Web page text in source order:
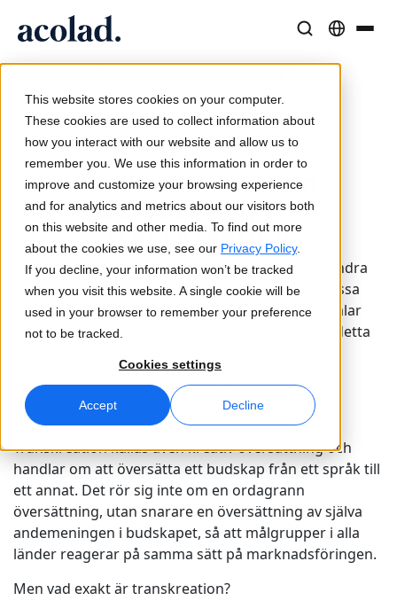
This website stores cookies on your computer.
These cookies are used to collect information about
how you interact with our website and allow us to
remember you. We use this information in order to
improve and customize your browsing experience
and for analytics and metrics about our visitors both
on this website and other media. To find out more
about the cookies we use, see our Privacy Policy.
If you decline, your information won’t be tracked
when you visit this website. A single cookie will be
used in your browser to remember your preference
not to be tracked.
Cookies settings
Accept Decline
Översättning
AI-hastighet, mänsklig precision
Tolkning
Sömlös kommunikation var som helst
Media och underhållning
Ta berättelser till varje skärm
Konsult- och outsourcingtjänster
Nå och konvertera globalt
Transkribering
Gör ljud till handling
Dataservice
Lia Translate
Omedelbara översättningar i linje med ert varumärke
Anslutning
Arbetsflödesintegration gjord enkel
AI-tolkning
Röstöversättning i realtid
Kvalitetssäkring
Effektiv dubbning i stor skala
AI-datatjänster
Stärk er AI med kvalitetsdata
Kundcase
Verkliga resultat från våra kunder
Artiklar
Expertperspektiv på globalt innehåll
E-böcker
Fördjupande guider och strategier
Webbinarier on demand
Bemästra AI-driven översättning för globala
Om Acolad
Hållbarhet
Partners
Nyheter
Kontor
mellan översättning och transkreation
Publicerad 13 oktober 2023
Skillnaden mellan
översättning och
transkreation
När företag letar efter tillväxtmöjligheter på andra
marknader håller de utkik efter sätt att anpassa
sina marknadsföringsstrategier så att de tilltalar
målgrupper i andra länder. För att lyckas med detta
Marknadsföring Transkreation
Transkreation kallas även kreativ översättning och
handlar om att översätta ett budskap från ett språk till
ett annat. Det rör sig inte om en ordagrann
översättning, utan snarare en översättning av själva
andemeningen i budskapet, så att målgrupper i alla
länder reagerar på samma sätt på marknadsföringen.
Men vad exakt är transkreation?